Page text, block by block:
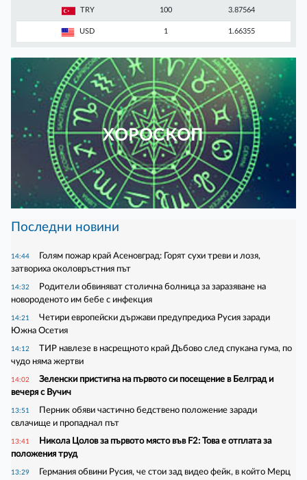
TRY 100 3.87564
USD 1 1.66355
ХОРОСКОП
Последни новини
14:44
Голям пожар край Асеновград: Горят сухи треви и лозя,
затвориха околовръстния път
14:32
Родители обвиняват столична болница за заразяване на
новороденото им бебе с инфекция
14:21
Четири европейски държави предупредиха Русия заради
Южна Осетия
14:12
ТИР навлезе в насрещното край Дъбово след спукана гума, по
чудо няма жертви
14:02
Зеленски пристигна на първото си посещение в Белград и
вечеря с Вучич
13:51
Перник обяви частично бедствено положение заради
свлачище и пропаднал път
13:41
Никола Цолов за първото място във F2: Това е отплата за
положения труд
13:29
Германия обвини Русия, че стои зад видео фейк, в който Мерц